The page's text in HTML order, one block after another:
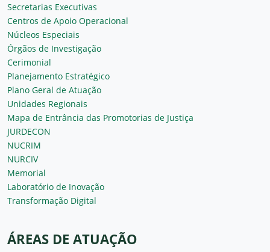
Secretarias Executivas
Centros de Apoio Operacional
Núcleos Especiais
Órgãos de Investigação
Cerimonial
Planejamento Estratégico
Plano Geral de Atuação
Unidades Regionais
Mapa de Entrância das Promotorias de Justiça
JURDECON
NUCRIM
NURCIV
Memorial
Laboratório de Inovação
Transformação Digital
ÁREAS DE ATUAÇÃO